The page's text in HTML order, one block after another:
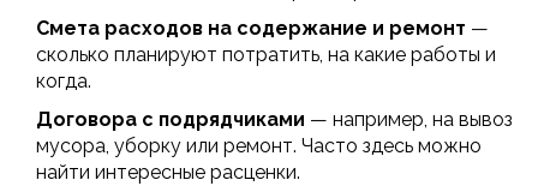
Смета расходов на содержание и ремонт —
сколько планируют потратить, на какие работы и
когда.
Договора с подрядчиками — например, на вывоз
мусора, уборку или ремонт. Часто здесь можно
найти интересные расценки.